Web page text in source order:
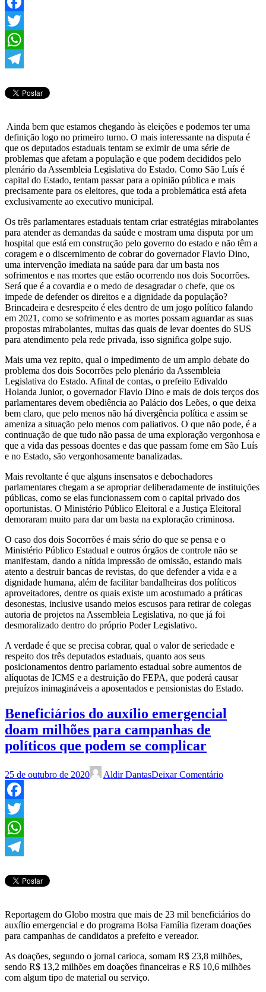
Facebook
Twitter
WhatsApp
Ainda bem que estamos chegando às eleições e podemos ter uma
definição logo no primeiro turno. O mais interessante na disputa é
que os deputados estaduais tentam se eximir de uma série de
problemas que afetam a população e que podem decididos pelo
plenário da Assembleia Legislativa do Estado. Como São Luís é
capital do Estado, tentam passar para a opinião pública e mais
precisamente para os eleitores, que toda a problemática está afeta
exclusivamente ao executivo municipal.
Os três parlamentares estaduais tentam criar estratégias mirabolantes
para atender as demandas da saúde e mostram uma disputa por um
hospital que está em construção pelo governo do estado e não têm a
coragem e o discernimento de cobrar do governador Flavio Dino,
uma intervenção imediata na saúde para dar um basta nos
sofrimentos e nas mortes que estão ocorrendo nos dois Socorrões.
Será que é a covardia e o medo de desagradar o chefe, que os
impede de defender os direitos e a dignidade da população?
Brincadeira e desrespeito é eles dentro de um jogo político falando
em 2021, como se sofrimento e as mortes possam aguardar as suas
propostas mirabolantes, muitas das quais de levar doentes do SUS
para atendimento pela rede privada, isso significa golpe sujo.
Mais uma vez repito, qual o impedimento de um amplo debate do
problema dos dois Socorrões pelo plenário da Assembleia
Legislativa do Estado. Afinal de contas, o prefeito Edivaldo
Holanda Junior, o governador Flavio Dino e mais de dois terços dos
parlamentares devem obediência ao Palácio dos Leões, o que deixa
bem claro, que pelo menos não há divergência política e assim se
ameniza a situação pelo menos com paliativos. O que não pode, é a
continuação de que tudo não passa de uma exploração vergonhosa e
que a vida das pessoas doentes e das que passam fome em São Luís
e no Estado, são vergonhosamente banalizadas.
Mais revoltante é que alguns insensatos e debochadores
parlamentares chegam a se apropriar deliberadamente de instituições
públicas, como se elas funcionassem com o capital privado dos
oportunistas. O Ministério Público Eleitoral e a Justiça Eleitoral
demoraram muito para dar um basta na exploração criminosa.
O caso dos dois Socorrões é mais sério do que se pensa e o
Ministério Público Estadual e outros órgãos de controle não se
manifestam, dando a nítida impressão de omissão, estando mais
atento a destruir bancas de revistas, do que defender a vida e a
dignidade humana, além de facilitar bandalheiras dos políticos
aproveitadores, dentre os quais existe um acostumado a práticas
desonestas, inclusive usando meios escusos para retirar de colegas
autoria de projetos na Assembleia Legislativa, no que já foi
desmoralizado dentro do próprio Poder Legislativo.
A verdade é que se precisa cobrar, qual o valor de seriedade e
respeito dos três deputados estaduais, quanto aos seus
posicionamentos dentro parlamento estadual sobre aumentos de
alíquotas de ICMS e a destruição do FEPA, que poderá causar
prejuízos inimagináveis a aposentados e pensionistas do Estado.
Beneficiários do auxílio emergencial
doam milhões para campanhas de
políticos que podem se complicar
25 de outubro de 2020 Aldir DantasDeixar Comentário
Facebook
Twitter
WhatsApp
Reportagem do Globo mostra que mais de 23 mil beneficiários do
auxílio emergencial e do programa Bolsa Família fizeram doações
para campanhas de candidatos a prefeito e vereador.
As doações, segundo o jornal carioca, somam R$ 23,8 milhões,
sendo R$ 13,2 milhões em doações financeiras e R$ 10,6 milhões
com algum tipo de material ou serviço.